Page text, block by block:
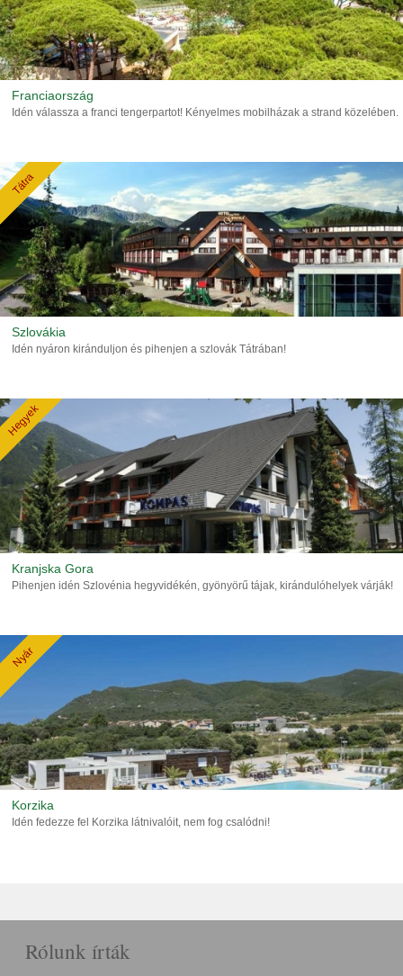
Franciaország
Idén válassza a franci tengerpartot! Kényelmes mobilházak a strand közelében.
Tátra
Szlovákia
Idén nyáron kiránduljon és pihenjen a szlovák Tátrában!
Hegyek
Kranjska Gora
Pihenjen idén Szlovénia hegyvidékén, gyönyörű tájak, kirándulóhelyek várják!
Nyár
Korzika
Idén fedezze fel Korzika látnivalóit, nem fog csalódni!
Rólunk írták